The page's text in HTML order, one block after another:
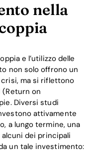
nella
e l’utilizzo delle
non solo offrono un
ma si riflettono
(Return on
Diversi studi
attivamente
a lungo termine, una
alcuni dei principali
un tale investimento: